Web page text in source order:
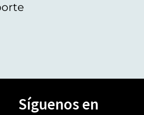
Síguenos en